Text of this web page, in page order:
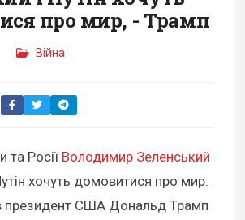
про мир, - Трамп
Війна
та Росії Володимир Зеленський
хочуть домовитися про мир.
президент США Дональд Трамп